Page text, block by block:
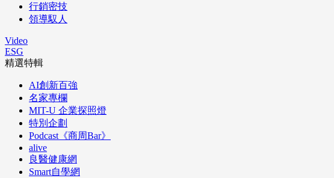
行銷密技
領導馭人
Video
ESG
精選特輯
AI創新百強
名家專欄
MIT-U 企業探照燈
特別企劃
Podcast《商周Bar》
alive
良醫健康網
Smart自學網